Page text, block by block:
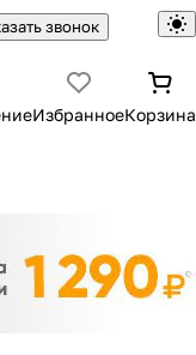
звонок
ИзбранноеКорзина